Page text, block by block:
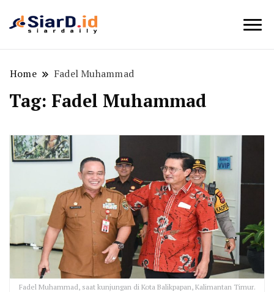
Home Fadel Muhammad
Tag: Fadel Muhammad
Fadel Muhammad, saat kunjungan di Kota Balikpapan, Kalimantan Timur.